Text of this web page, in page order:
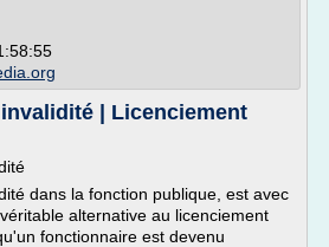
| Licenciement
dans la fonction publique, est avec
alternative au licenciement
fonctionnaire est devenu